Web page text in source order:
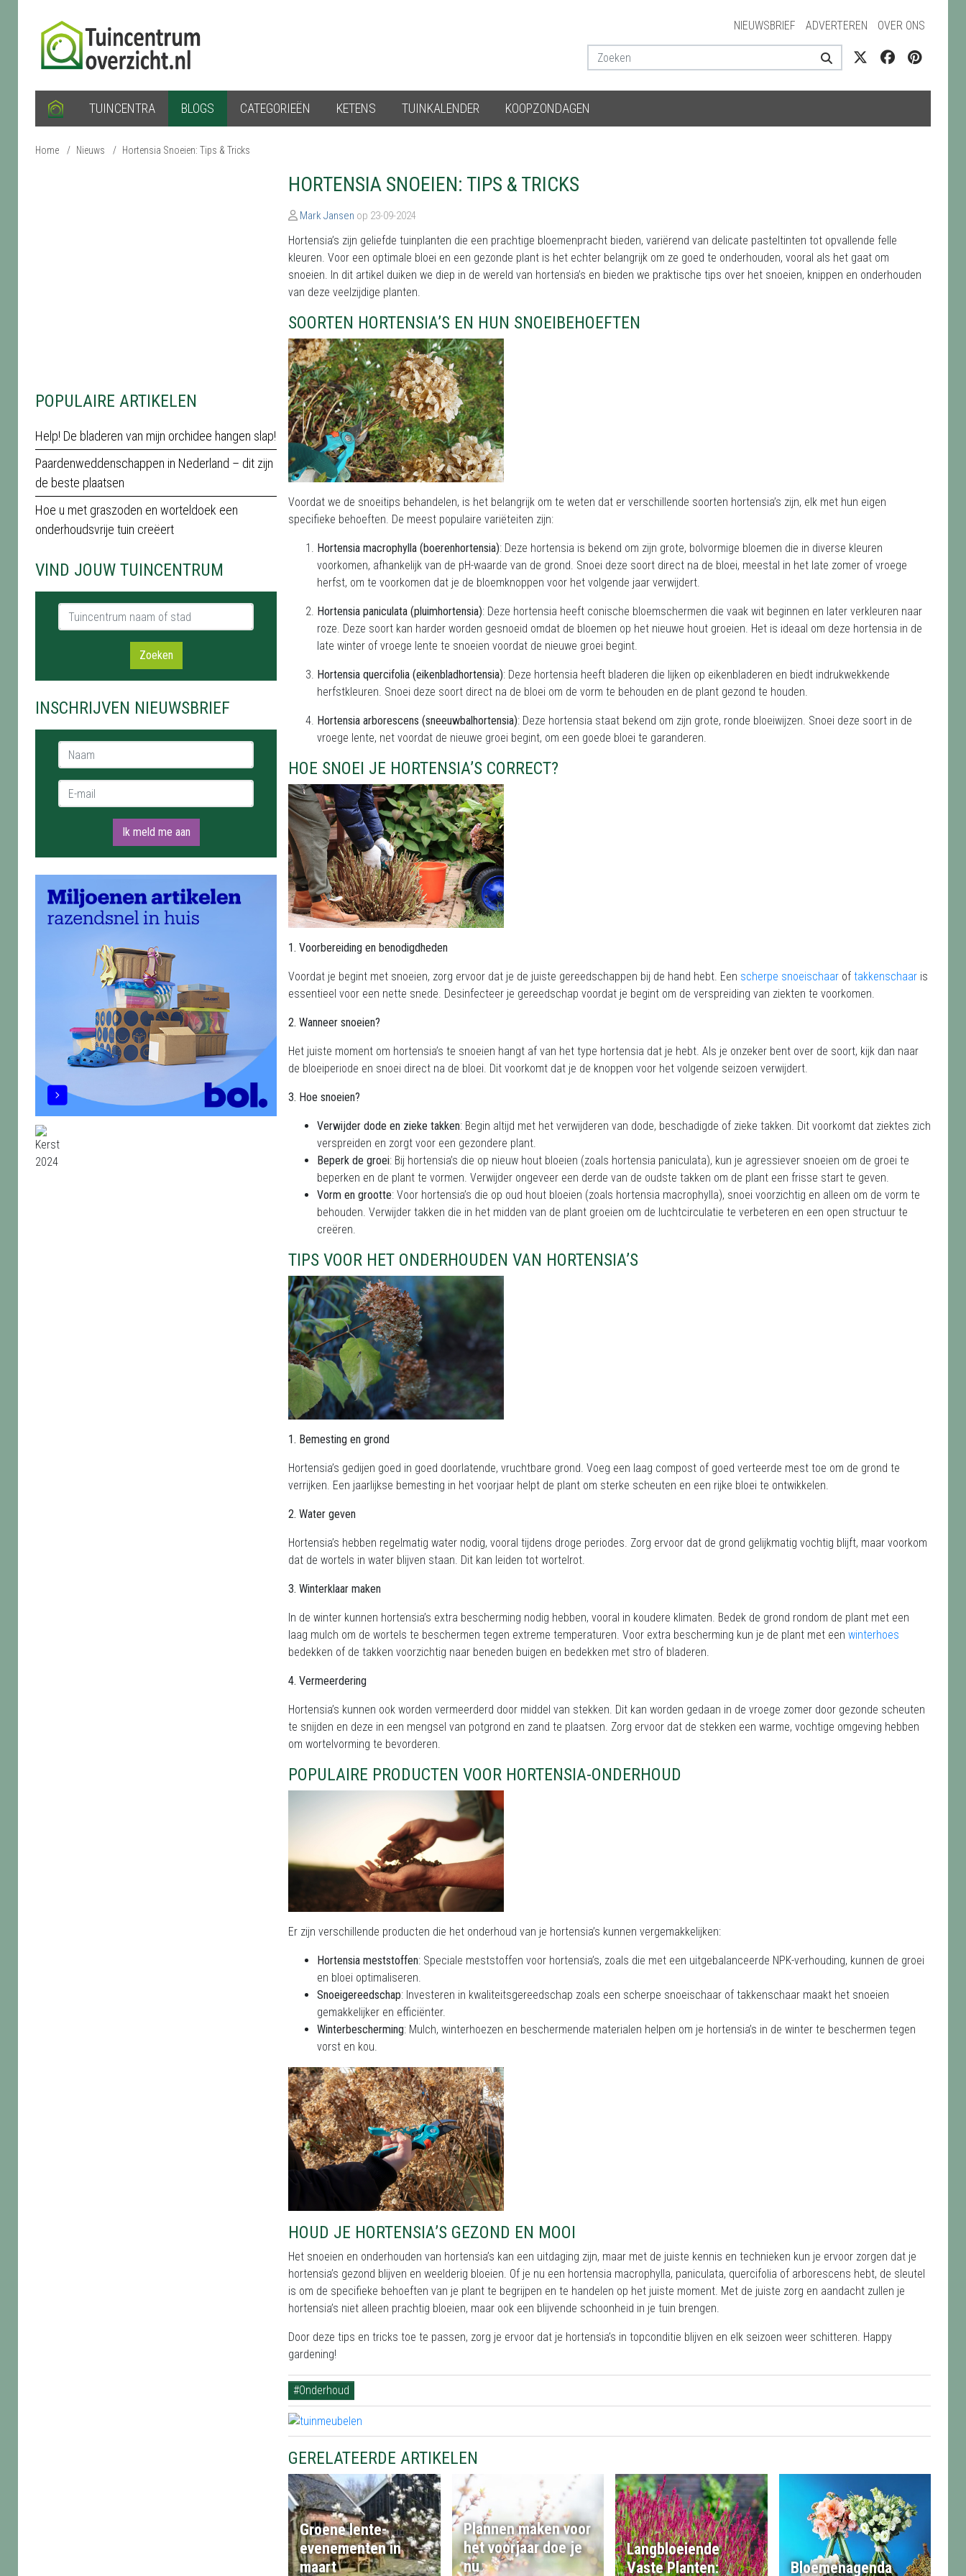
NIEUWSBRIEF ADVERTEREN OVER ONS
TUINCENTRA BLOGS CATEGORIEËN KETENS TUINKALENDER KOOPZONDAGEN
Home / Nieuws / Hortensia Snoeien: Tips & Tricks
POPULAIRE ARTIKELEN
Help! De bladeren van mijn orchidee hangen slap!
Paardenweddenschappen in Nederland – dit zijn
de beste plaatsen
Hoe u met graszoden en worteldoek een
onderhoudsvrije tuin creëert
VIND JOUW TUINCENTRUM
Tuincentrum naam of stad
Zoeken
INSCHRIJVEN NIEUWSBRIEF
Naam *
E-mail *
Ik meld me aan
HORTENSIA SNOEIEN: TIPS & TRICKS
Mark Jansen op 23-09-2024
Hortensia’s zijn geliefde tuinplanten die een prachtige bloemenpracht bieden, variërend van delicate pasteltinten tot opvallende felle
kleuren. Voor een optimale bloei en een gezonde plant is het echter belangrijk om ze goed te onderhouden, vooral als het gaat om
snoeien. In dit artikel duiken we diep in de wereld van hortensia’s en bieden we praktische tips over het snoeien, knippen en onderhouden
van deze veelzijdige planten.
SOORTEN HORTENSIA’S EN HUN SNOEIBEHOEFTEN
Voordat we de snoeitips behandelen, is het belangrijk om te weten dat er verschillende soorten hortensia’s zijn, elk met hun eigen
specifieke behoeften. De meest populaire variëteiten zijn:
Hortensia macrophylla (boerenhortensia): Deze hortensia is bekend om zijn grote, bolvormige bloemen die in diverse kleuren
voorkomen, afhankelijk van de pH-waarde van de grond. Snoei deze soort direct na de bloei, meestal in het late zomer of vroege
herfst, om te voorkomen dat je de bloemknoppen voor het volgende jaar verwijdert.
Hortensia paniculata (pluimhortensia): Deze hortensia heeft conische bloemschermen die vaak wit beginnen en later verkleuren naar
roze. Deze soort kan harder worden gesnoeid omdat de bloemen op het nieuwe hout groeien. Het is ideaal om deze hortensia in de
late winter of vroege lente te snoeien voordat de nieuwe groei begint.
Hortensia quercifolia (eikenbladhortensia): Deze hortensia heeft bladeren die lijken op eikenbladeren en biedt indrukwekkende
herfstkleuren. Snoei deze soort direct na de bloei om de vorm te behouden en de plant gezond te houden.
Hortensia arborescens (sneeuwbalhortensia): Deze hortensia staat bekend om zijn grote, ronde bloeiwijzen. Snoei deze soort in de
vroege lente, net voordat de nieuwe groei begint, om een goede bloei te garanderen.
HOE SNOEI JE HORTENSIA’S CORRECT?
1. Voorbereiding en benodigdheden
Voordat je begint met snoeien, zorg ervoor dat je de juiste gereedschappen bij de hand hebt. Een scherpe snoeischaar of takkenschaar is
essentieel voor een nette snede. Desinfecteer je gereedschap voordat je begint om de verspreiding van ziekten te voorkomen.
2. Wanneer snoeien?
Het juiste moment om hortensia’s te snoeien hangt af van het type hortensia dat je hebt. Als je onzeker bent over de soort, kijk dan naar
de bloeiperiode en snoei direct na de bloei. Dit voorkomt dat je de knoppen voor het volgende seizoen verwijdert.
3. Hoe snoeien?
Verwijder dode en zieke takken: Begin altijd met het verwijderen van dode, beschadigde of zieke takken. Dit voorkomt dat ziektes zich
verspreiden en zorgt voor een gezondere plant.
Beperk de groei: Bij hortensia’s die op nieuw hout bloeien (zoals hortensia paniculata), kun je agressiever snoeien om de groei te
beperken en de plant te vormen. Verwijder ongeveer een derde van de oudste takken om de plant een frisse start te geven.
Vorm en grootte: Voor hortensia’s die op oud hout bloeien (zoals hortensia macrophylla), snoei voorzichtig en alleen om de vorm te
behouden. Verwijder takken die in het midden van de plant groeien om de luchtcirculatie te verbeteren en een open structuur te
creëren.
TIPS VOOR HET ONDERHOUDEN VAN HORTENSIA’S
1. Bemesting en grond
Hortensia’s gedijen goed in goed doorlatende, vruchtbare grond. Voeg een laag compost of goed verteerde mest toe om de grond te
verrijken. Een jaarlijkse bemesting in het voorjaar helpt de plant om sterke scheuten en een rijke bloei te ontwikkelen.
2. Water geven
Hortensia’s hebben regelmatig water nodig, vooral tijdens droge periodes. Zorg ervoor dat de grond gelijkmatig vochtig blijft, maar voorkom
dat de wortels in water blijven staan. Dit kan leiden tot wortelrot.
3. Winterklaar maken
In de winter kunnen hortensia’s extra bescherming nodig hebben, vooral in koudere klimaten. Bedek de grond rondom de plant met een
laag mulch om de wortels te beschermen tegen extreme temperaturen. Voor extra bescherming kun je de plant met een winterhoes
bedekken of de takken voorzichtig naar beneden buigen en bedekken met stro of bladeren.
4. Vermeerdering
Hortensia’s kunnen ook worden vermeerderd door middel van stekken. Dit kan worden gedaan in de vroege zomer door gezonde scheuten
te snijden en deze in een mengsel van potgrond en zand te plaatsen. Zorg ervoor dat de stekken een warme, vochtige omgeving hebben
om wortelvorming te bevorderen.
POPULAIRE PRODUCTEN VOOR HORTENSIA-ONDERHOUD
Er zijn verschillende producten die het onderhoud van je hortensia’s kunnen vergemakkelijken:
Hortensia meststoffen: Speciale meststoffen voor hortensia’s, zoals die met een uitgebalanceerde NPK-verhouding, kunnen de groei
en bloei optimaliseren.
Snoeigereedschap: Investeren in kwaliteitsgereedschap zoals een scherpe snoeischaar of takkenschaar maakt het snoeien
gemakkelijker en efficiënter.
Winterbescherming: Mulch, winterhoezen en beschermende materialen helpen om je hortensia’s in de winter te beschermen tegen
vorst en kou.
HOUD JE HORTENSIA’S GEZOND EN MOOI
Het snoeien en onderhouden van hortensia’s kan een uitdaging zijn, maar met de juiste kennis en technieken kun je ervoor zorgen dat je
hortensia’s gezond blijven en weelderig bloeien. Of je nu een hortensia macrophylla, paniculata, quercifolia of arborescens hebt, de sleutel
is om de specifieke behoeften van je plant te begrijpen en te handelen op het juiste moment. Met de juiste zorg en aandacht zullen je
hortensia’s niet alleen prachtig bloeien, maar ook een blijvende schoonheid in je tuin brengen.
Door deze tips en tricks toe te passen, zorg je ervoor dat je hortensia’s in topconditie blijven en elk seizoen weer schitteren. Happy
gardening!
#Onderhoud
GERELATEERDE ARTIKELEN
Groene lente-
evenementen in
maart
Plannen maken voor
het voorjaar doe je
nu
Langbloeiende
Vaste Planten:
Bloemenagenda